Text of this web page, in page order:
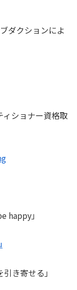
ダクションによ
ィショナー資格取
happy」
き寄せる」